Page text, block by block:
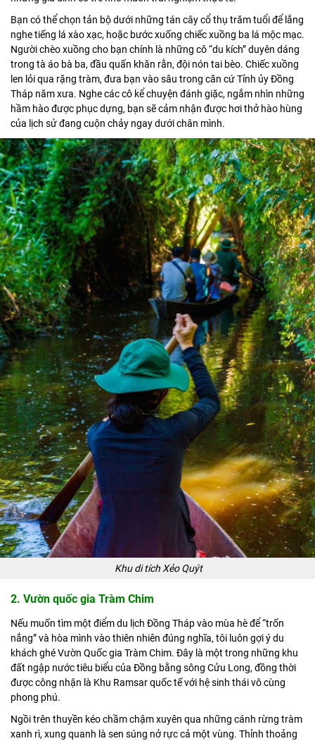
Bạn có thể chọn tản bộ dưới những tán cây cổ thụ trăm tuổi để lắng
nghe tiếng lá xào xạc, hoặc bước xuống chiếc xuồng ba lá mộc mạc.
Người chèo xuồng cho bạn chính là những cô “du kích” duyên dáng
trong tà áo bà ba, đầu quấn khăn rằn, đội nón tai bèo. Chiếc xuồng
len lỏi qua rặng tràm, đưa bạn vào sâu trong căn cứ Tỉnh ủy Đồng
Tháp năm xưa. Nghe các cô kể chuyện đánh giặc, ngắm nhìn những
hầm hào được phục dựng, bạn sẽ cảm nhận được hơi thở hào hùng
của lịch sử đang cuộn chảy ngay dưới chân mình.
Khu di tích Xẻo Quýt
2. Vườn quốc gia Tràm Chim
Nếu muốn tìm một điểmdu lịch Đồng Thápvào mùa hè để “trốn
nắng” và hòa mình vào thiên nhiên đúng nghĩa, tôi luôn gợi ý du
khách ghé Vườn Quốc gia Tràm Chim. Đây là một trong những khu
đất ngập nước tiêu biểu của Đồng bằng sông Cửu Long, đồng thời
được công nhận là Khu Ramsar quốc tế với hệ sinh thái vô cùng
phong phú.
Ngồi trên thuyền kéo chầm chậm xuyên qua những cánh rừng tràm
xanh rì, xung quanh là sen súng nở rực cả một vùng. Thỉnh thoảng